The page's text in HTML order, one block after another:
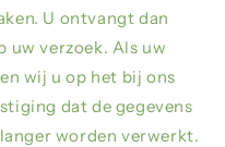
U ontvangt dan
uw verzoek. Als uw
wij u op het bij ons
dat de gegevens
worden verwerkt.